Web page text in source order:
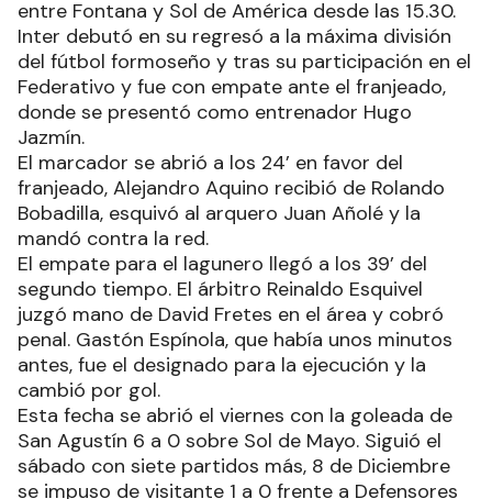
entre Fontana y Sol de América desde las 15.30.
Inter debutó en su regresó a la máxima división
del fútbol formoseño y tras su participación en el
Federativo y fue con empate ante el franjeado,
donde se presentó como entrenador Hugo
Jazmín.
El marcador se abrió a los 24’ en favor del
franjeado, Alejandro Aquino recibió de Rolando
Bobadilla, esquivó al arquero Juan Añolé y la
mandó contra la red.
El empate para el lagunero llegó a los 39’ del
segundo tiempo. El árbitro Reinaldo Esquivel
juzgó mano de David Fretes en el área y cobró
penal. Gastón Espínola, que había unos minutos
antes, fue el designado para la ejecución y la
cambió por gol.
Esta fecha se abrió el viernes con la goleada de
San Agustín 6 a 0 sobre Sol de Mayo. Siguió el
sábado con siete partidos más, 8 de Diciembre
se impuso de visitante 1 a 0 frente a Defensores